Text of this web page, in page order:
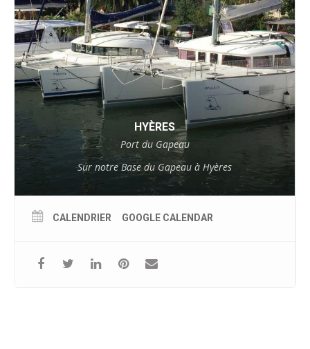
HYÈRES
Port du Gapeau
Sur notre Base du Gapeau à Hyères
CALENDRIER GOOGLE CALENDAR